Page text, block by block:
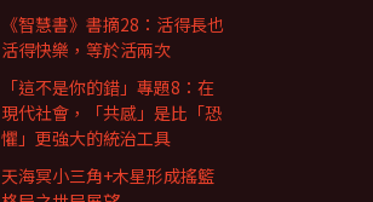
《智慧書》書摘28：活得長也
活得快樂，等於活兩次
「這不是你的錯」專題8：在
現代社會，「共感」是比「恐
懼」更強大的統治工具
天海冥小三角+木星形成搖籃